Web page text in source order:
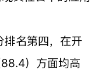
名第四，在开
）方面均高